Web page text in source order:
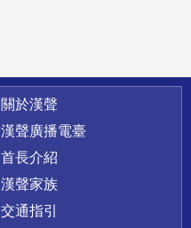
關於漢聲
漢聲廣播電臺
首長介紹
漢聲家族
交通指引